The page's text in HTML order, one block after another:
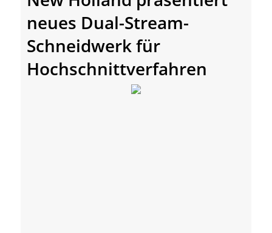
neues Dual-Stream-
Schneidwerk für
Hochschnittverfahren